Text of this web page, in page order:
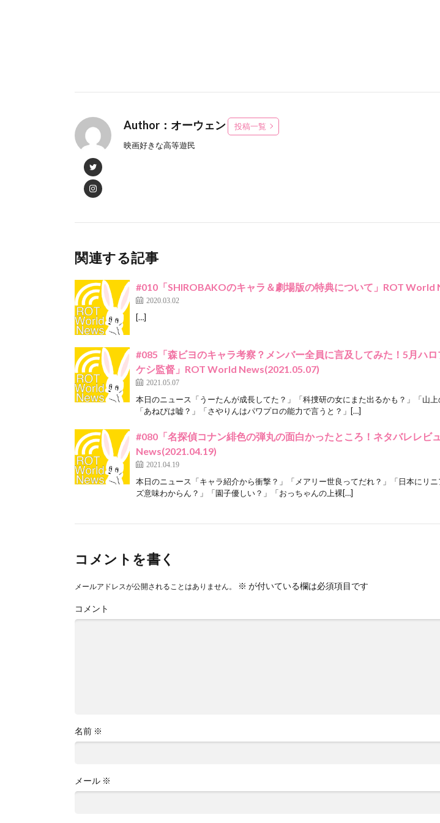
Author：オーウェン
投稿一覧
映画好きな高等遊民
関連する記事
#010「SHIROBAKOのキャラ＆劇場版の特典について」ROT World
2020.03.02
[…]
#085「森ビヨのキャラ考察？メンバー全員に言及してみた！5月ハ
ケシ監督」ROT World News(2021.05.07)
2021.05.07
本日のニュース「うーたんが成長してた？」「科捜研の女にまた出るかも？」「山上
「あねぴは嘘？」「さやりんはパワプロの能力で言うと？」[…]
#080「名探偵コナン緋色の弾丸の面白かったところ！ネタバレレビ
News(2021.04.19)
2021.04.19
本日のニュース「キャラ紹介から衝撃？」「メアリー世良ってだれ？」「日本にリ
ズ意味わからん？」「園子優しい？」「おっちゃんの上裸[…]
コメントを書く
メールアドレスが公開されることはありません。 ※ が付いている欄は必須項目です
コメント
名前 ※
メール ※